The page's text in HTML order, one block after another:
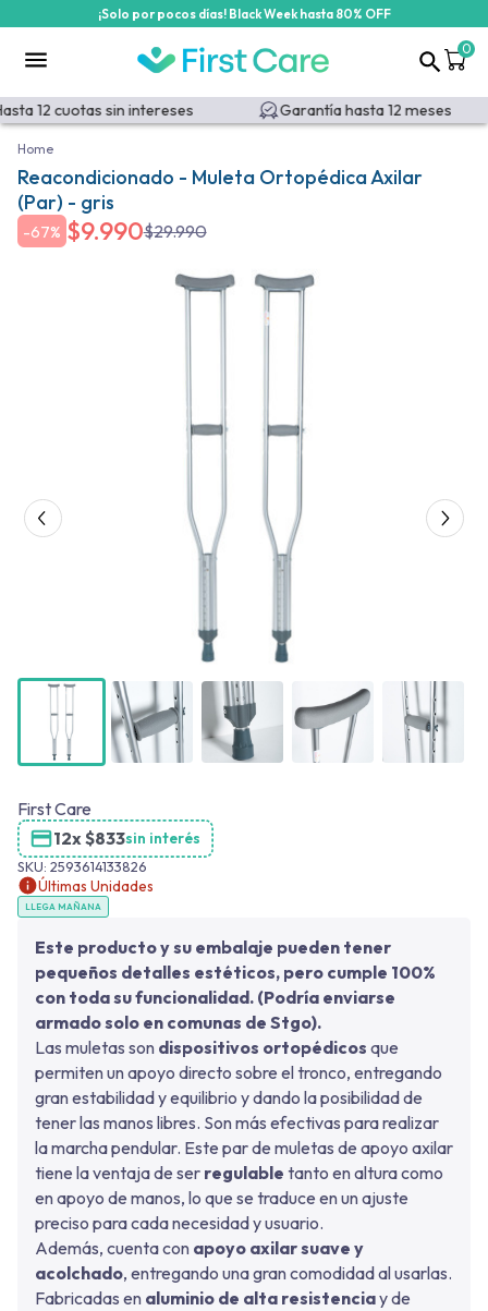
¡Solo por pocos días! Black Week hasta 80% OFF
0
12 cuotas sin intereses Garantía hasta 12 meses
Home
Reacondicionado - Muleta Ortopédica Axilar
(Par) - gris
-67% $9.990$29.990
First Care
LLEGA MAÑANA
12x$833sin interés
SKU: 2593614133826
Este producto y su embalaje pueden tener
pequeños detalles estéticos, pero cumple 100%
con toda su funcionalidad. (Podría enviarse
armado solo en comunas de Stgo).
Las muletas son dispositivos ortopédicos que
permiten un apoyo directo sobre el tronco, entregando
gran estabilidad y equilibrio y dando la posibilidad de
tener las manos libres. Son más efectivas para realizar
la marcha pendular. Este par de muletas de apoyo axilar
tiene la ventaja de ser regulable tanto en altura como
en apoyo de manos, lo que se traduce en un ajuste
preciso para cada necesidad y usuario.
Además, cuenta con apoyo axilar suave y
acolchado, entregando una gran comodidad al usarlas.
Fabricadas en aluminio de alta resistenciay de
Últimas Unidades